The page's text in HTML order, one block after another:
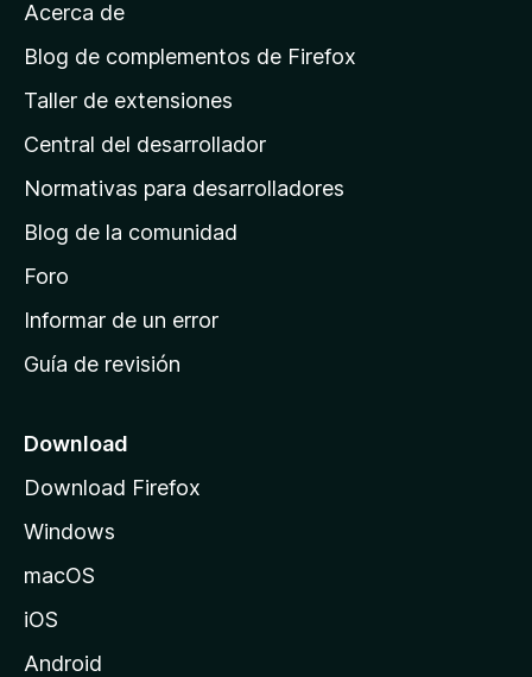
p
á
n
a
e
i
n
c
o
e
M
i
l
Acerca de
Blog de complementos de Firefox
Taller de extensiones
Central del desarrollador
Normativas para desarrolladores
Blog de la comunidad
Foro
Informar de un error
Guía de revisión
Download
Download Firefox
Windows
macOS
iOS
Android